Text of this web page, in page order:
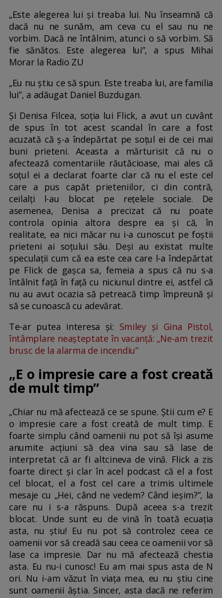
„Este alegerea lui și treaba lui. Nu înseamnă că
dacă nu ne sunăm, am ceva cu el sau nu ne
vorbim. Dacă ne întâlnim, atunci o să vorbim. Să
fie sănătos. Este alegerea lui”, a spus Mihai
Morar la Radio ZU
„Eu nu știu ce să spun. Este treaba lui, are familia
lui”, a adăugat Daniel Buzdugan.
Și Denisa Filcea, soția lui Flick, a avut un cuvânt
de spus în tot acest scandal în care a fost
acuzată că ș-a îndepărtat pe soțul ei de cei mai
buni prieteni. Aceasta a mărturisit că nu o
afectează comentariile răutăcioase, mai ales că
soțul ei a declarat foarte clar că nu el este cel
care a pus capăt prieteniilor, ci din contră,
ceilalți l-au blocat pe rețelele sociale. De
asemenea, Denisa a precizat că nu poate
controla opinia altora despre ea și că, în
realitate, ea nici măcar nu i-a cunoscut pe foștii
prieteni ai soțului său. Deși au existat multe
speculații cum că ea este cea care l-a îndepărtat
pe Flick de gașca sa, femeia a spus că nu s-a
întâlnit față în față cu niciunul dintre ei, astfel că
nu au avut ocazia să petreacă timp împreună și
să se cunoască cu adevărat.
Te-ar putea interesa și: Smiley și Gina Pistol,
întâmplare neașteptate în vacanță: „Ne-am trezit
brusc de la alarma de incendiu”
„E o impresie care a fost creată
de mult timp”
„Chiar nu mă afectează ce se spune. Știi cum e? E
o impresie care a fost creată de mult timp. E
foarte simplu când oamenii nu pot să își asume
anumite acțiuni să dea vina sau să lase de
interpretat că ar fi altcineva de vină. Flick a zis
foarte direct și clar în acel podcast că el a fost
cel blocat, el a fost cel care a trimis ultimele
mesaje cu „Hei, când ne vedem? Când ieșim?”, la
care nu i s-a răspuns. După aceea s-a trezit
blocat. Unde sunt eu de vină în toată ecuația
asta, nu știu! Eu nu pot să controlez ceea ce
oamenii vor să creadă sau ceea ce oamenii vor să
lase ca impresie. Dar nu mă afectează chestia
asta. Eu nu-i cunosc! Eu am mai spus asta de N
ori. Nu i-am văzut în viața mea, eu nu știu cine
sunt oamenii ăștia. Sincer, asta dacă ne referim